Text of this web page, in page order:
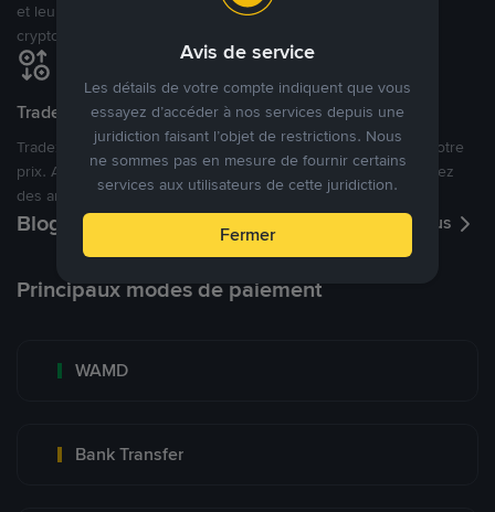
et leurs modes de paiement préférés sur une Marketplace de
cryptomonnaies ouverte.
Tradez à des prix avantageux pour vous
Tradez des cryptos en étant libres d’acheter et de vendre à votre
prix. Achetez ou vendez à partir des offres existantes, ou créez
des annonces commerciales pour fixer vos propres prix.
Blog P2P Voir plus
Principaux modes de paiement
WAMD
Bank Transfer
Avis de service
Les détails de votre compte indiquent que vous
essayez d’accéder à nos services depuis une
juridiction faisant l’objet de restrictions. Nous
ne sommes pas en mesure de fournir certains
services aux utilisateurs de cette juridiction.
Fermer